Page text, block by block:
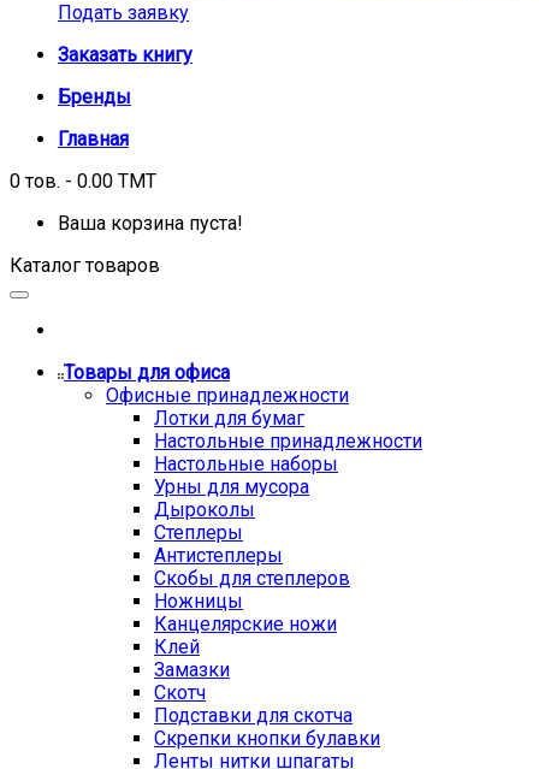
Подать заявку
Заказать книгу
Бренды
Главная
0 тов. - 0.00 TMT
Ваша корзина пуста!
Каталог товаров
Товары для офиса
Офисные принадлежности
Лотки для бумаг
Настольные принадлежности
Настольные наборы
Урны для мусора
Дыроколы
Степлеры
Антистеплеры
Скобы для степлеров
Ножницы
Канцелярские ножи
Клей
Замазки
Скотч
Подставки для скотча
Скрепки кнопки булавки
Ленты нитки шпагаты